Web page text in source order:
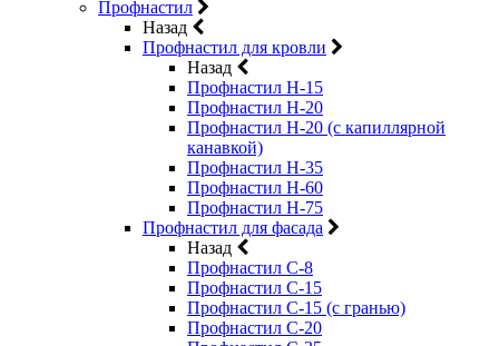
Профнастил
Назад
Профнастил для кровли
Назад
Профнастил Н-15
Профнастил Н-20
Профнастил Н-20 (с капиллярной
канавкой)
Профнастил Н-35
Профнастил Н-60
Профнастил Н-75
Профнастил для фасада
Назад
Профнастил С-8
Профнастил С-15
Профнастил С-15 (с гранью)
Профнастил С-20